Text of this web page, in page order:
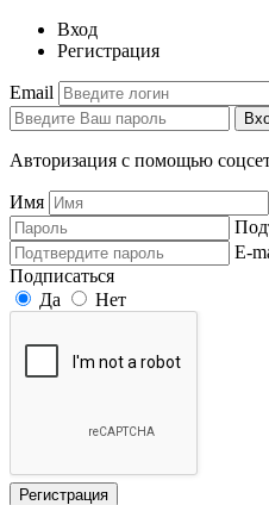
Вход
Регистрация
Email
Авторизация с помощью
Имя
E-
Подписаться
Да
Нет
Регистрация